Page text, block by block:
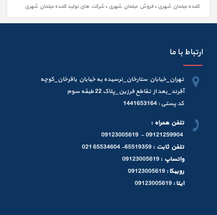
کننده مبلمان شهری ، فروش مبلمان شهری ، شرکت های تولید کننده مبلمان شهری
ارتباط با ما
تهران_خیابان ستارخان_نرسیده به خیابان باقرخان_کوچه
آفرند_بعد از تقاطع فرزین_پلاک 22 طبقه سوم
کد پستی : 1441653164
تلفن همراه :
09121259904 - 09123005619
تلفن ثابت : 65519359- 65534604 021
واتساپ : 09123005619
روبیکا : 09123005619
ایتا : 09123005619